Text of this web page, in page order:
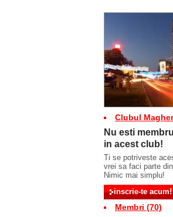
Clubul
Nu esti membru
in acest club!
Ti se potriveste
vrei sa faci parte
Nimic mai simplu!
Membri (70)